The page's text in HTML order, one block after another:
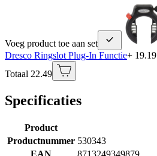
Voeg product toe aan set
Dresco Ringslot Plug-In Functie+ 19.19
Totaal 22.49
Specificaties
Product
Productnummer 530343
EAN
8713249349879